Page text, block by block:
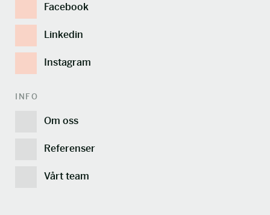
Facebook
Linkedin
Instagram
INFO
Om oss
Referenser
Vårt team